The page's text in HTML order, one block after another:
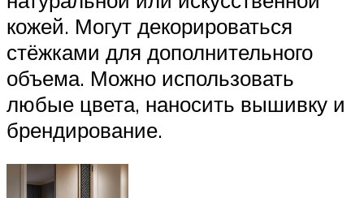
кожей. Могут декорироваться
стёжками для дополнительного
объема. Можно использовать
любые цвета, наносить вышивку и
брендирование.